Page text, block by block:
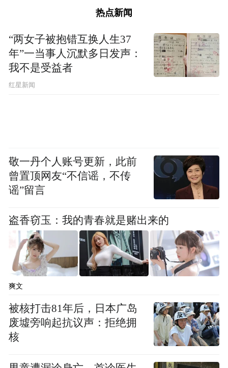
热点新闻
“两女子被抱错互换人生37
年”一当事人沉默多日发声：
我不是受益者
红星新闻
敬一丹个人账号更新，此前
曾置顶网友“不信谣，不传
谣”留言
盗香窃玉：我的青春就是赌出来的
爽文
被核打击81年后，日本广岛
废墟旁响起抗议声：拒绝拥
核